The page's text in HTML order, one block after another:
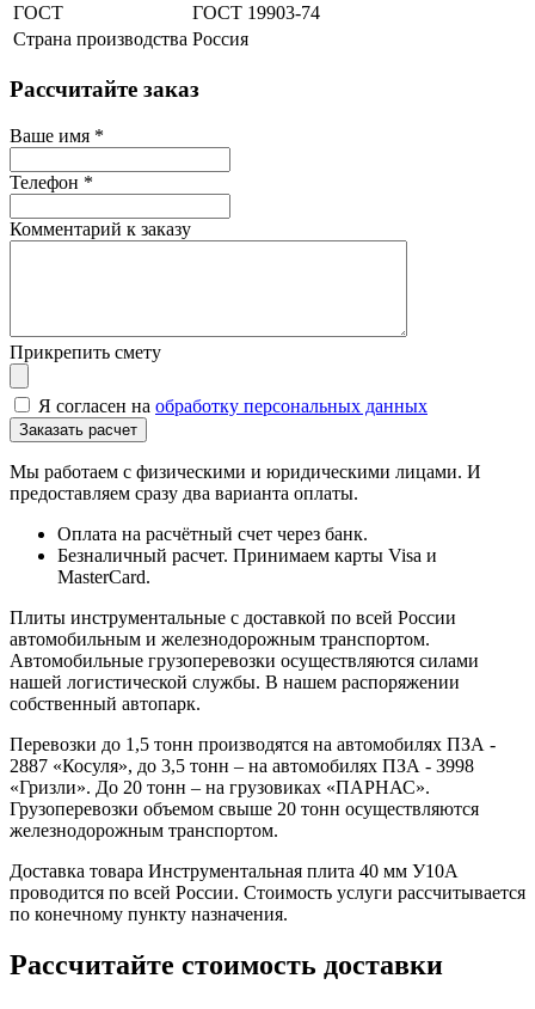
ГОСТ
ГОСТ 19903-74
Страна производства Россия
Рассчитайте заказ
Ваше имя *
Телефон *
Комментарий к заказу
Прикрепить смету
Я согласен на обработку персональных данных
Мы работаем с физическими и юридическими лицами. И
предоставляем сразу два варианта оплаты.
Оплата на расчётный счет через банк.
Безналичный расчет. Принимаем карты Visa и
MasterCard.
Плиты инструментальные с доставкой по всей России
автомобильным и железнодорожным транспортом.
Автомобильные грузоперевозки осуществляются силами
нашей логистической службы. В нашем распоряжении
собственный автопарк.
Перевозки до 1,5 тонн производятся на автомобилях ПЗА -
2887 «Косуля», до 3,5 тонн – на автомобилях ПЗА - 3998
«Гризли». До 20 тонн – на грузовиках «ПАРНАС».
Грузоперевозки объемом свыше 20 тонн осуществляются
железнодорожным транспортом.
Доставка товара Инструментальная плита 40 мм У10А
проводится по всей России. Стоимость услуги рассчитывается
по конечному пункту назначения.
Рассчитайте стоимость доставки